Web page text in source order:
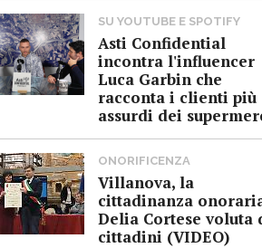
SU YOUTUBE E SPOTIFY
Asti Confidential
incontra l'influencer
Luca Garbin che
racconta i clienti più
assurdi dei
ONORIFICENZA
Villanova, la
cittadinanza
Delia Cortese voluta
cittadini (VIDEO)